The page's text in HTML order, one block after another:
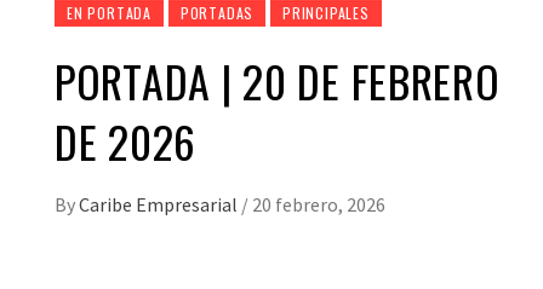
EN PORTADA PORTADAS PRINCIPALES
PORTADA | 20 DE FEBRERO
DE 2026
ByCaribe Empresarial / 20 febrero, 2026